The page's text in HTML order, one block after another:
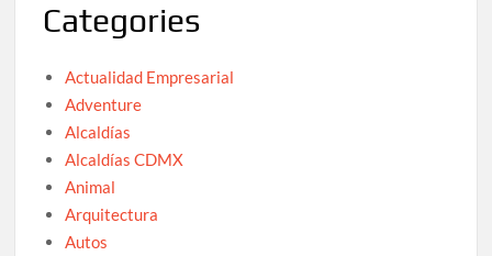
Categories
Actualidad Empresarial
Adventure
Alcaldías
Alcaldías CDMX
Animal
Arquitectura
Autos